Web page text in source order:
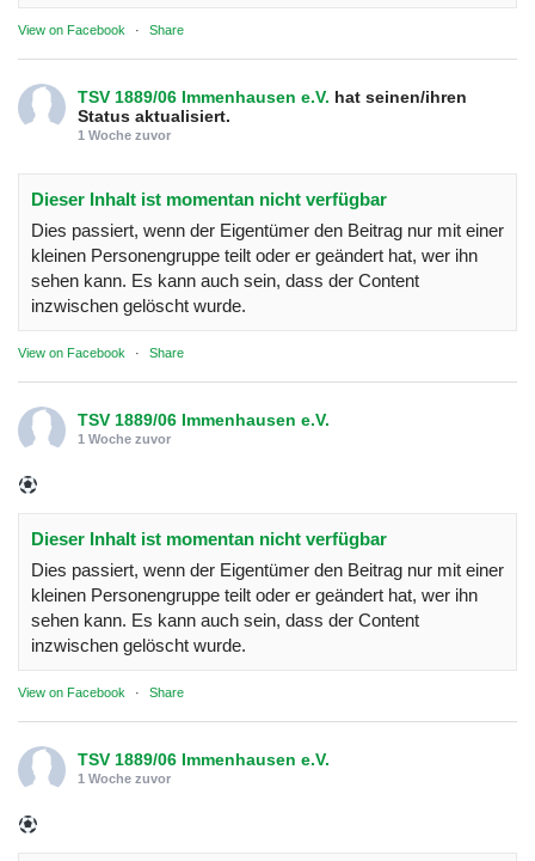
View on Facebook · Share
TSV 1889/06 Immenhausen e.V. hat seinen/ihren
Status aktualisiert.
1 Woche zuvor
Dieser Inhalt ist momentan nicht verfügbar
Dies passiert, wenn der Eigentümer den Beitrag nur mit einer
kleinen Personengruppe teilt oder er geändert hat, wer ihn
sehen kann. Es kann auch sein, dass der Content
inzwischen gelöscht wurde.
View on Facebook · Share
TSV 1889/06 Immenhausen e.V.
1 Woche zuvor
Dieser Inhalt ist momentan nicht verfügbar
Dies passiert, wenn der Eigentümer den Beitrag nur mit einer
kleinen Personengruppe teilt oder er geändert hat, wer ihn
sehen kann. Es kann auch sein, dass der Content
inzwischen gelöscht wurde.
View on Facebook · Share
TSV 1889/06 Immenhausen e.V.
1 Woche zuvor